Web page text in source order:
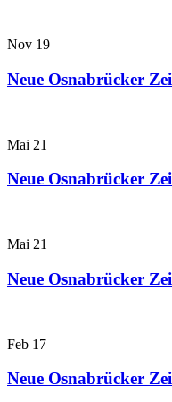
Nov 19
Neue Osnabrücker
Mai 21
Neue Osnabrücker
Mai 21
Neue Osnabrücker
Feb 17
Neue Osnabrücker